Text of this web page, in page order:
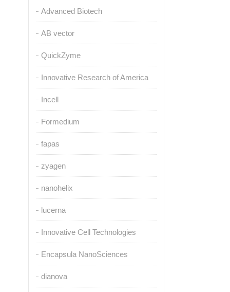
Advanced Biotech
AB vector
QuickZyme
Innovative Research of America
Incell
Formedium
fapas
zyagen
nanohelix
lucerna
Innovative Cell Technologies
Encapsula NanoSciences
dianova